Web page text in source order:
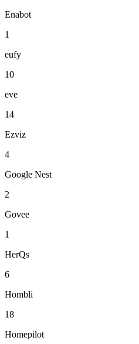
Enabot
1
eufy
10
eve
14
Ezviz
4
Google Nest
2
Govee
1
HerQs
6
Hombli
18
Homepilot